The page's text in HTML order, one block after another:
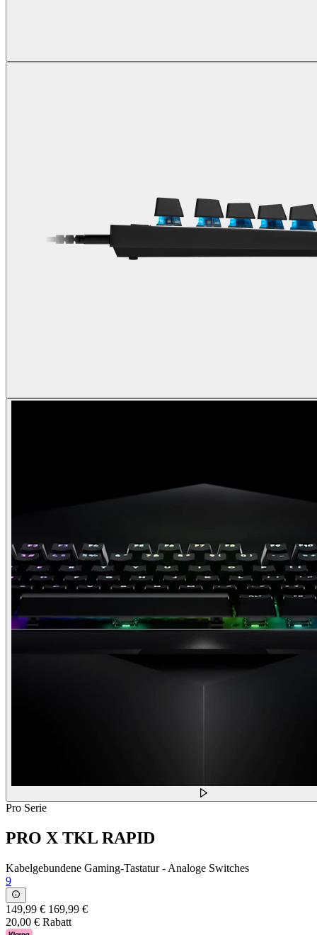
Pro Serie
PRO X TKL RAPID
Kabelgebundene Gaming-Tastatur - Analoge Switches
9
149,99 € 169,99 €
20,00 € Rabatt